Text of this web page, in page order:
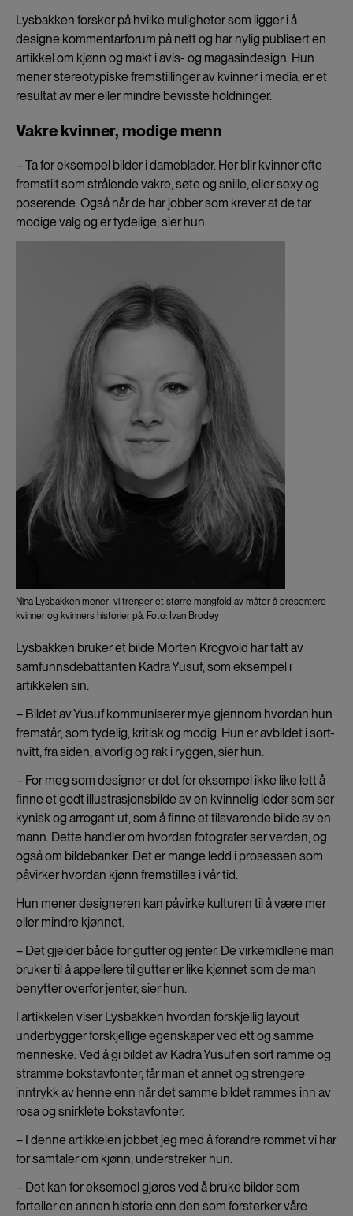
Lysbakken forsker på hvilke muligheter som ligger i å
designe kommentarforum på nett og har nylig publisert en
artikkel om kjønn og makt i avis- og magasindesign. Hun
mener stereotypiske fremstillinger av kvinner i media, er et
resultat av mer eller mindre bevisste holdninger.
Vakre kvinner, modige menn
– Ta for eksempel bilder i dameblader. Her blir kvinner ofte
fremstilt som strålende vakre, søte og snille, eller sexy og
poserende. Også når de har jobber som krever at de tar
modige valg og er tydelige, sier hun.
Nina Lysbakken mener vi trenger et større mangfold av måter å presentere
kvinner og kvinners historier på. Foto: Ivan Brodey
Lysbakken bruker et bilde Morten Krogvold har tatt av
samfunnsdebattanten Kadra Yusuf, som eksempel i
artikkelen sin.
– Bildet av Yusuf kommuniserer mye gjennom hvordan hun
fremstår; som tydelig, kritisk og modig. Hun er avbildet i sort-
hvitt, fra siden, alvorlig og rak i ryggen, sier hun.
– For meg som designer er det for eksempel ikke like lett å
finne et godt illustrasjonsbilde av en kvinnelig leder som ser
kynisk og arrogant ut, som å finne et tilsvarende bilde av en
mann. Dette handler om hvordan fotografer ser verden, og
også om bildebanker. Det er mange ledd i prosessen som
påvirker hvordan kjønn fremstilles i vår tid.
Hun mener designeren kan påvirke kulturen til å være mer
eller mindre kjønnet.
– Det gjelder både for gutter og jenter. De virkemidlene man
bruker til å appellere til gutter er like kjønnet som de man
benytter overfor jenter, sier hun.
I artikkelen viser Lysbakken hvordan forskjellig layout
underbygger forskjellige egenskaper ved ett og samme
menneske. Ved å gi bildet av Kadra Yusuf en sort ramme og
stramme bokstavfonter, får man et annet og strengere
inntrykk av henne enn når det samme bildet rammes inn av
rosa og snirklete bokstavfonter.
– I denne artikkelen jobbet jeg med å forandre rommet vi har
for samtaler om kjønn, understreker hun.
– Det kan for eksempel gjøres ved å bruke bilder som
forteller en annen historie enn den som forsterker våre